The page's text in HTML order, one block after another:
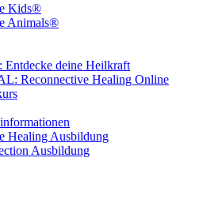
Kids®
Animals®
Entdecke deine Heilkraft
Reconnective Healing Online
Healing Ausbildung
Ausbildung